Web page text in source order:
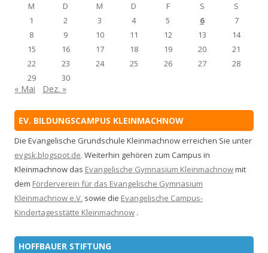
M
D M D F S
S
1
2 3 4 5 6
7
8
9 10 11 12 13
14
15
16 17 18 19 20
21
22
23 24 25 26 27
28
29
30
« Mai Dez. »
EV. BILDUNGSCAMPUS KLEINMACHNOW
Die Evangelische Grundschule Kleinmachnow erreichen Sie unter
evgsk.blogspot.de. Weiterhin gehören zum Campus in
Kleinmachnow das Evangelische Gymnasium Kleinmachnowmit
dem Förderverein für das Evangelische Gymnasium
Kleinmachnow e.V. sowie die Evangelische Campus-
Kindertagesstätte Kleinmachnow .
HOFFBAUER STIFTUNG